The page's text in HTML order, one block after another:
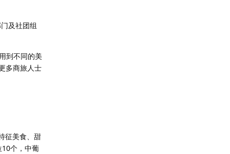
及社团组
到不同的美
多商旅人士
征美食、甜
个，中葡